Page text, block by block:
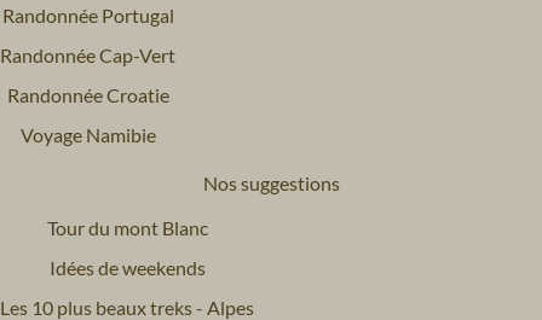
Randonnée Portugal
Randonnée Cap-Vert
Randonnée Croatie
Voyage Namibie
Nos suggestions
Tour du mont Blanc
Idées de weekends
Les 10 plus beaux treks - Alpes